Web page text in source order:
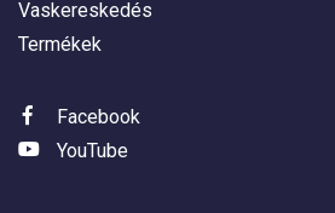
Vaskereskedés
Termékek
Facebook
YouTube